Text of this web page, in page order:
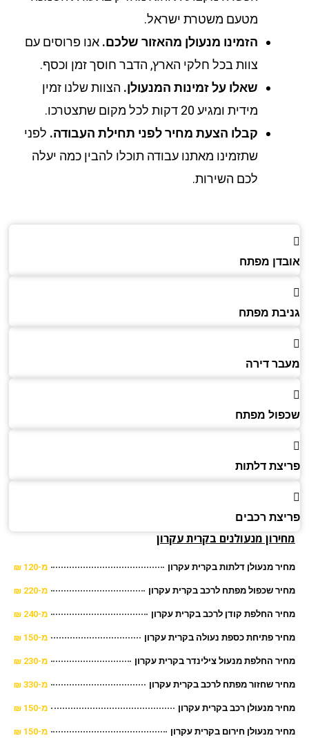
מטעם משטרת ישראל.
הזמינו מנעולן מהאזור שלכם.אנו פרוסים עם
צוות בכל חלקי הארץ, הדבר חוסך זמן וכסף.
שאלו על זמינות המנעולן.הצוות שלנו זמין
מידית ומגיע 20 דקות לכל מקום שתצטרכו.
קבלו הצעת מחיר לפני תחילת העבודה.לפני
שתזמינו מאתנו עבודה תוכלו להבין כמה יעלה
לכם השירות.
מפתח
מפתח
דירה
מפתח
דלתות
רכבים
מנעולנים בקרית עקרון
מנעולן דלתות בקרית עקרון מ-120 ₪
שכפול מפתח לרכב בקרית עקרון מ-220 ₪
החלפת קודן לרכב בקרית עקרון מ-240 ₪
פתיחת כספת נעולה בקרית עקרון מ-150 ₪
החלפת מנעול צילינדר בקרית עקרון מ-230 ₪
שחזור מפתח לרכב בקרית עקרון מ-330 ₪
מנעולן רכב בקרית עקרון מ-150 ₪
מנעולן חירום בקרית עקרון מ-150 ₪